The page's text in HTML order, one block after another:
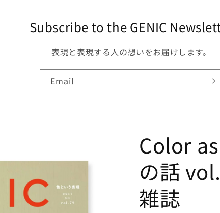
Subscribe to the GENIC
表現と表現する人の想いをお届けします。
Email
Color
の話
雑誌